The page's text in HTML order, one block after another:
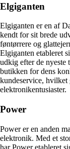
Elgiganten
Elgiganten er en af
kendt for sit brede
føntørrere og
Elgiganten etableret
udkig efter de nyeste
butikken for dens
kundeservice,
elektronikentusiaster.
Power
Power er en anden
elektronik. Med et
har Power etableret